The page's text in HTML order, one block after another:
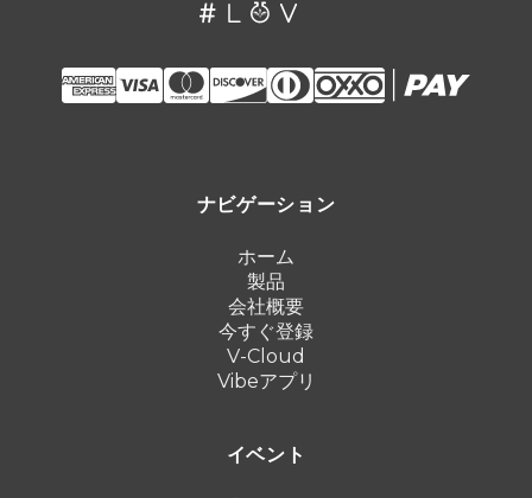
ナビゲーション
ホーム
製品
会社概要
今すぐ登録
V-Cloud
Vibeアプリ
イベント